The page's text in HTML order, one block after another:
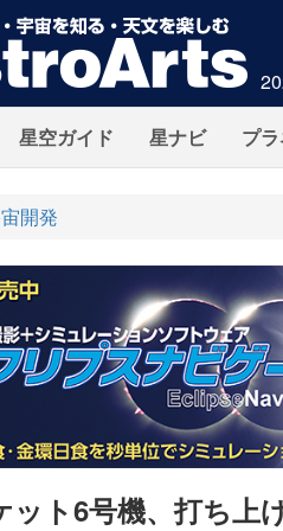
星空ガイド 星ナビ プ
開発
ット6号機、打ち上